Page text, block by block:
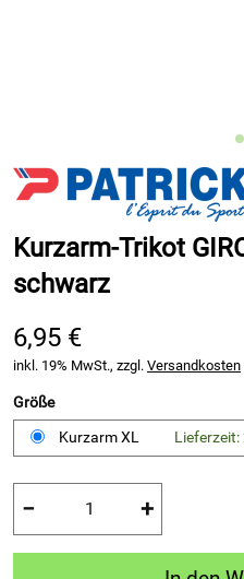
Kurzarm-Trikot
schwarz
6,95 €
inkl. 19% MwSt., zzgl. Versandkosten
Größe
Kurzarm XL
Lieferzeit:
− +